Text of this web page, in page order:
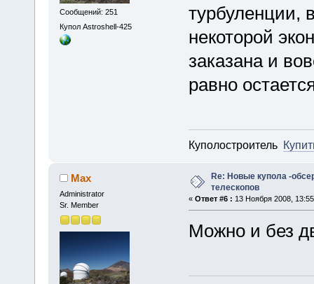
Сообщений: 251
Купол Astroshell-425
турбуленции,
некоторой
заказана и
равно
Куполостроитель
Max
Administrator
Sr. Member
Re: Новые купола -
телескопов
« Ответ #6 : 13 Ноября 2008,
Можно и без